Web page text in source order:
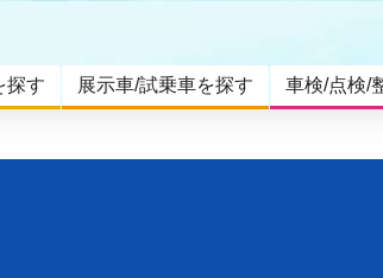
探す 展示車/試乗車を探す 車検/点検/